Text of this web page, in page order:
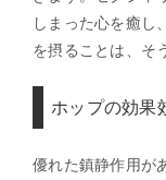
しまった心を癒し
を摂ることは、そ
ホップの効果
優れた鎮静作用が